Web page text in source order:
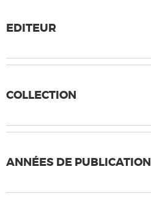
EDITEUR
COLLECTION
ANNÉES DE PUBLICATION